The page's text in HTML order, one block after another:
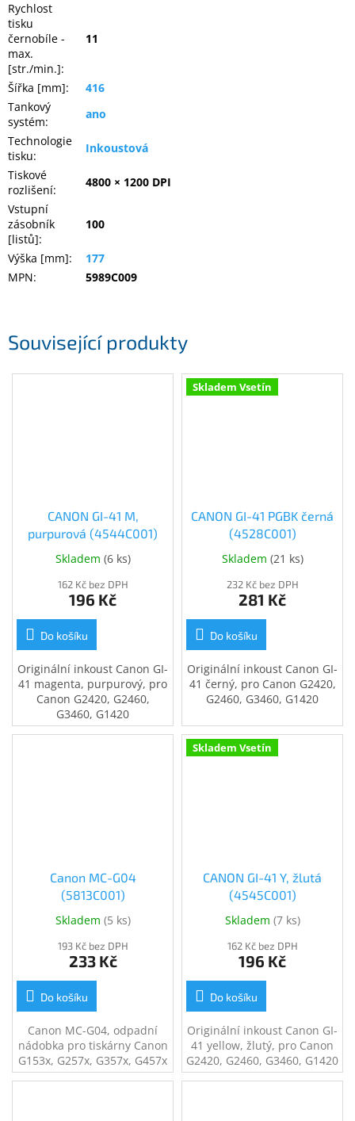
Související produkty
CANON GI-41 M,
purpurová (4544C001)
Skladem (6 ks)
162 Kč bez DPH
196 Kč
Do košíku
Originální inkoust Canon GI-
41 magenta, purpurový, pro
Canon G2420, G2460,
G3460, G1420
Skladem Vsetín
CANON GI-41 PGBK černá
(4528C001)
Skladem (21 ks)
232 Kč bez DPH
281 Kč
Do košíku
Originální inkoust Canon GI-
41 černý, pro Canon G2420,
G2460, G3460, G1420
Canon MC-G04
(5813C001)
Skladem (5 ks)
193 Kč bez DPH
233 Kč
Do košíku
Canon MC-G04, odpadní
nádobka pro tiskárny Canon
G153x, G257x, G357x, G457x
Skladem Vsetín
CANON GI-41 Y, žlutá
(4545C001)
Skladem (7 ks)
162 Kč bez DPH
196 Kč
Do košíku
Originální inkoust Canon GI-
41 yellow, žlutý, pro Canon
G2420, G2460, G3460, G1420
Rychlost
tisku
černobíle -
max.
[str./min.]:
11
Šířka [mm]:
416
Tankový
systém:
ano
Technologie
tisku:
Inkoustová
Tiskové
rozlišení:
4800 × 1200 DPI
Vstupní
zásobník
[listů]:
100
Výška [mm]:
177
MPN: 5989C009